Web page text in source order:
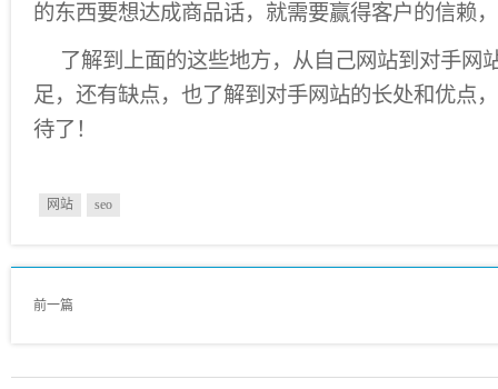
的东西要想达成商品话，就需要赢得客户的信赖
了解到上面的这些地方，从自己网站到对手网
足，还有缺点，也了解到对手网站的长处和优点
待了！
网站 seo
前一篇